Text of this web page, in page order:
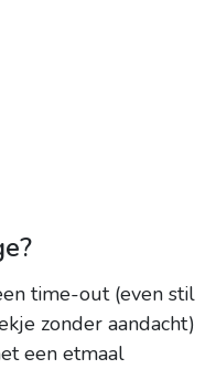
time-out (even stil
zonder aandacht)
een etmaal